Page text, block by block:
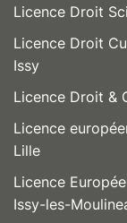
Licence Droit
Licence Droit
Issy
Licence Droit &
Licence
Lille
Licence
Issy-les-